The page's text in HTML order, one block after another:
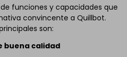
funciones y capacidades que
convincente a Quillbot.
son:
buena calidad